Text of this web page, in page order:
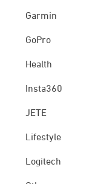
Garmin
GoPro
Health
Insta360
JETE
Lifestyle
Logitech